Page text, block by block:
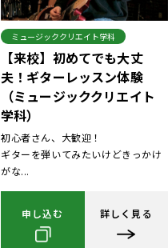
ミュージッククリエイト学科
【来校】初めてでも大丈
夫！ギターレッスン体験
（ミュージッククリエイト
学科）
初心者さん、大歓迎！
ギターを弾いてみたいけどきっかけ
がな...
申し込む 詳しく見る